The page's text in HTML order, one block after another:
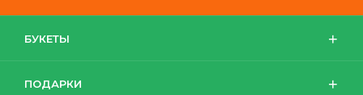
БУКЕТЫ
ПОДАРКИ